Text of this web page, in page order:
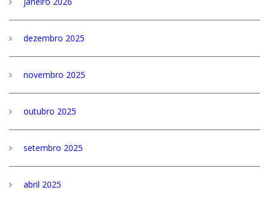
dezembro 2025
novembro 2025
outubro 2025
setembro 2025
abril 2025